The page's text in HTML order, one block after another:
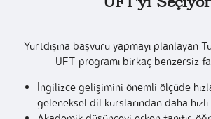
Yurtdışına başvuru yapmayı planlayan
UFT programı birkaç benzersiz
İngilizce gelişimini önemli ölçüde
geleneksel dil kurslarından daha hızlı.